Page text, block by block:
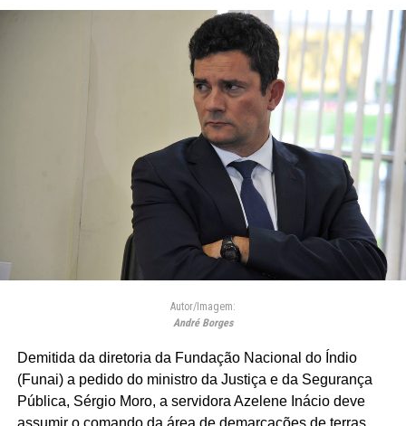
Autor/Imagem:
André Borges
Demitida da diretoria da Fundação Nacional do Índio
(Funai) a pedido do ministro da Justiça e da Segurança
Pública, Sérgio Moro, a servidora Azelene Inácio deve